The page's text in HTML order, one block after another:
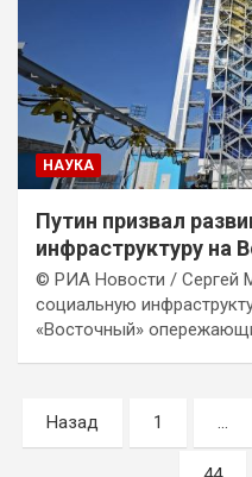
НАУКА
Путин призвал
инфраструктуру на
© РИА Новости / Сергей
социальную
«Восточный»
Пагинация
записей
Назад 1 …